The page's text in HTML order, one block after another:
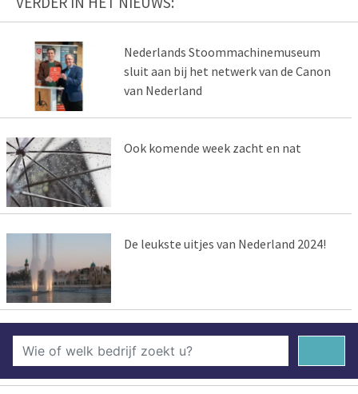
Nederlands Stoommachinemuseum
sluit aan bij het netwerk van de Canon
van Nederland
Ook komende week zacht en nat
De leukste uitjes van Nederland 2024!